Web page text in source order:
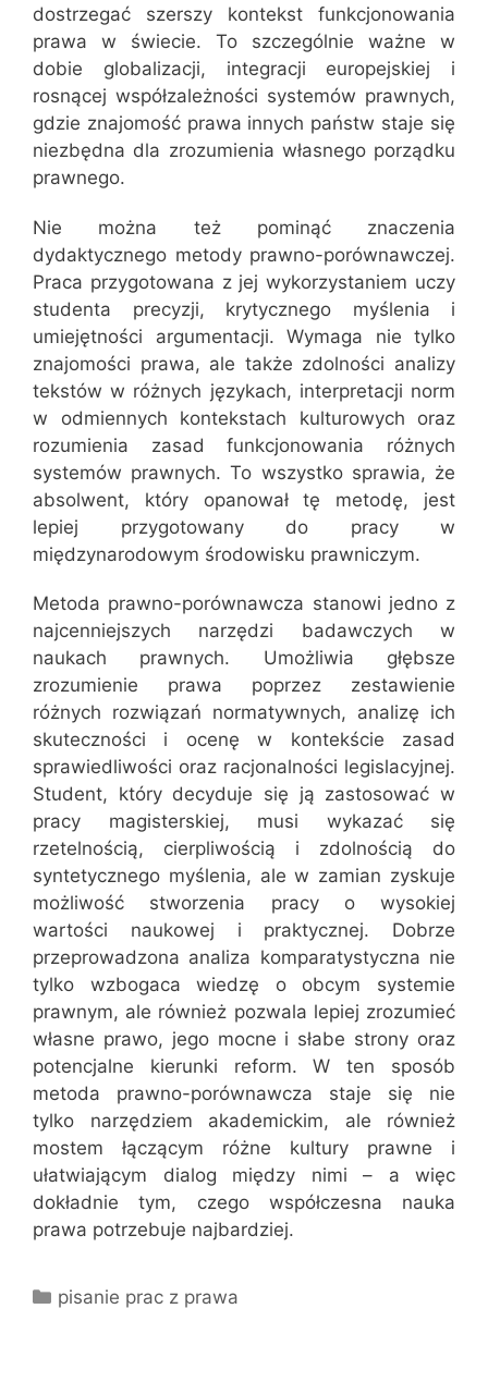
dostrzegać szerszy kontekst funkcjonowania
prawa w świecie. To szczególnie ważne w
dobie globalizacji, integracji europejskiej i
rosnącej współzależności systemów prawnych,
gdzie znajomość prawa innych państw staje się
niezbędna dla zrozumienia własnego porządku
prawnego.
Nie można też pominąć znaczenia
dydaktycznego metody prawno-porównawczej.
Praca przygotowana z jej wykorzystaniem uczy
studenta precyzji, krytycznego myślenia i
umiejętności argumentacji. Wymaga nie tylko
znajomości prawa, ale także zdolności analizy
tekstów w różnych językach, interpretacji norm
w odmiennych kontekstach kulturowych oraz
rozumienia zasad funkcjonowania różnych
systemów prawnych. To wszystko sprawia, że
absolwent, który opanował tę metodę, jest
lepiej przygotowany do pracy w
międzynarodowym środowisku prawniczym.
Metoda prawno-porównawcza stanowi jedno z
najcenniejszych narzędzi badawczych w
naukach prawnych. Umożliwia głębsze
zrozumienie prawa poprzez zestawienie
różnych rozwiązań normatywnych, analizę ich
skuteczności i ocenę w kontekście zasad
sprawiedliwości oraz racjonalności legislacyjnej.
Student, który decyduje się ją zastosować w
pracy magisterskiej, musi wykazać się
rzetelnością, cierpliwością i zdolnością do
syntetycznego myślenia, ale w zamian zyskuje
możliwość stworzenia pracy o wysokiej
wartości naukowej i praktycznej. Dobrze
przeprowadzona analiza komparatystyczna nie
tylko wzbogaca wiedzę o obcym systemie
prawnym, ale również pozwala lepiej zrozumieć
własne prawo, jego mocne i słabe strony oraz
potencjalne kierunki reform. W ten sposób
metoda prawno-porównawcza staje się nie
tylko narzędziem akademickim, ale również
mostem łączącym różne kultury prawne i
ułatwiającym dialog między nimi – a więc
dokładnie tym, czego współczesna nauka
prawa potrzebuje najbardziej.
Kategorie
pisanie prac z prawa